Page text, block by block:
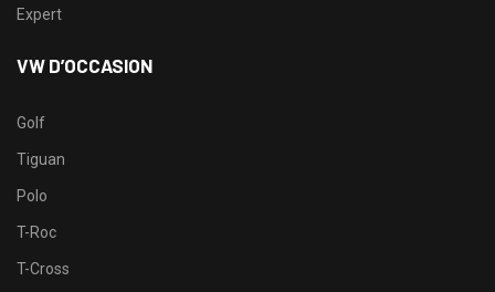
Expert
VW D’OCCASION
Golf
Tiguan
Polo
T-Roc
T-Cross